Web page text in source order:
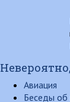
Авиация
Беседы об